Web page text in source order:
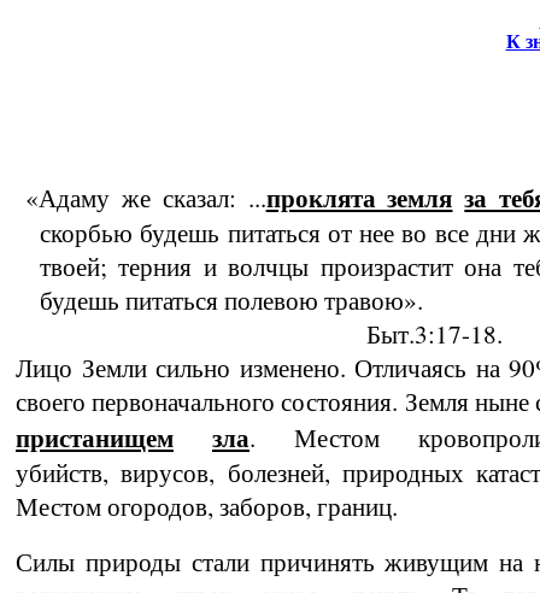
К
«Адаму же сказал: ...проклята земля за
скорбью будешь питаться от нее во все дни
твоей; терния и волчцы произрастит она
будешь питаться полевою травою».
Быт.3:17-18.
Лицо Земли сильно изменено. Отличаясь на
своего первоначального состояния. Земля ныне
пристанищем зла. Местом
убийств, вирусов, болезней, природных
Местом огородов, заборов, границ.
Силы природы стали причинять живущим на